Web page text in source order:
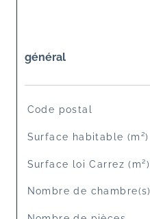
général
TRAD_SIROCCO_Caracteristique
Code postal
Surface habitable (m²)
Surface loi Carrez (m²)
Nombre de chambre(s)